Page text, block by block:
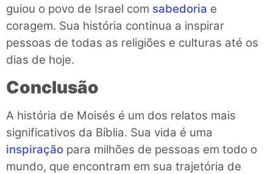
guiou o povo de Israel com sabedoria e
coragem. Sua história continua a inspirar
pessoas de todas as religiões e culturas até os
dias de hoje.
Conclusão
A história de Moisés é um dos relatos mais
significativos da Bíblia. Sua vida é uma
inspiração para milhões de pessoas em todo o
mundo, que encontram em sua trajetória de